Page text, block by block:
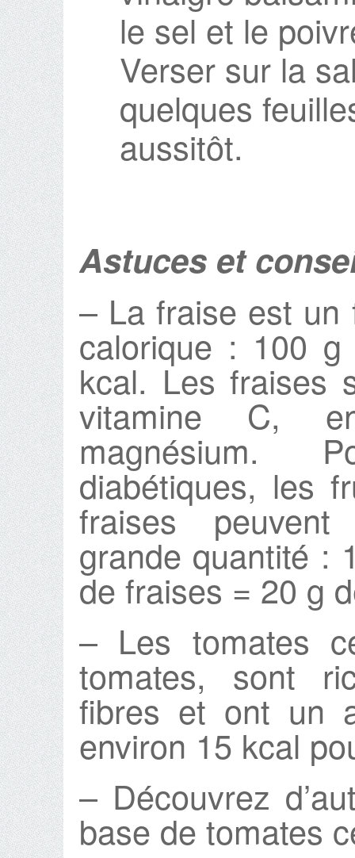
le sel et le
Verser sur la
quelques
aussitôt.
Astuces et
– La fraise est un
calorique : 100
kcal. Les fraises
vitamine C,
magnésium.
diabétiques, les
fraises
grande quantité :
de fraises = 20 g
– Les tomates
tomates, sont
fibres et ont un
environ 15 kcal
– Découvrez
base de tomates